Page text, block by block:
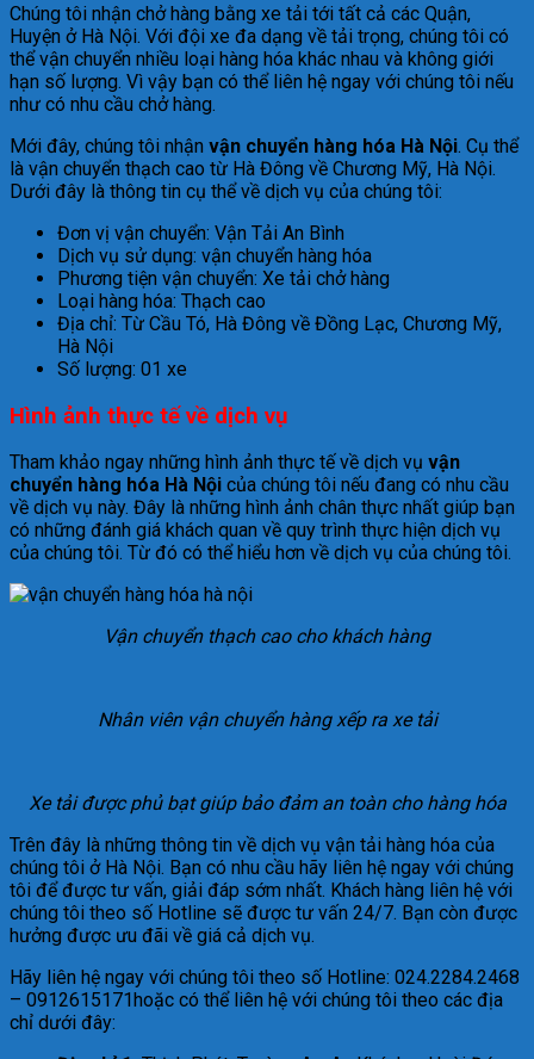
Chúng tôi nhận chở hàng bằng xe tải tới tất cả các Quận,
Huyện ở Hà Nội. Với đội xe đa dạng về tải trọng, chúng tôi có
thể vận chuyển nhiều loại hàng hóa khác nhau và không giới
hạn số lượng. Vì vậy bạn có thể liên hệ ngay với chúng tôi nếu
như có nhu cầu chở hàng.
Mới đây, chúng tôi nhận vận chuyển hàng hóa Hà Nội. Cụ thể
là vận chuyển thạch cao từ Hà Đông về Chương Mỹ, Hà Nội.
Dưới đây là thông tin cụ thể về dịch vụ của chúng tôi:
Đơn vị vận chuyển: Vận Tải An Bình
Dịch vụ sử dụng: vận chuyển hàng hóa
Phương tiện vận chuyển: Xe tải chở hàng
Loại hàng hóa: Thạch cao
Địa chỉ: Từ Cầu Tó, Hà Đông về Đồng Lạc, Chương Mỹ,
Hà Nội
Số lượng: 01 xe
Hình ảnh thực tế về dịch vụ
Tham khảo ngay những hình ảnh thực tế về dịch vụ vận
chuyển hàng hóa Hà Nội của chúng tôi nếu đang có nhu cầu
về dịch vụ này. Đây là những hình ảnh chân thực nhất giúp bạn
có những đánh giá khách quan về quy trình thực hiện dịch vụ
của chúng tôi. Từ đó có thể hiểu hơn về dịch vụ của chúng tôi.
Vận chuyển thạch cao cho khách hàng
Nhân viên vận chuyển hàng xếp ra xe tải
Xe tải được phủ bạt giúp bảo đảm an toàn cho hàng hóa
Trên đây là những thông tin về dịch vụ vận tải hàng hóa của
chúng tôi ở Hà Nội. Bạn có nhu cầu hãy liên hệ ngay với chúng
tôi để được tư vấn, giải đáp sớm nhất. Khách hàng liên hệ với
chúng tôi theo số Hotline sẽ được tư vấn 24/7. Bạn còn được
hưởng được ưu đãi về giá cả dịch vụ.
Hãy liên hệ ngay với chúng tôi theo số Hotline: 024.2284.2468
– 0912615171hoặc có thể liên hệ với chúng tôi theo các địa
chỉ dưới đây: